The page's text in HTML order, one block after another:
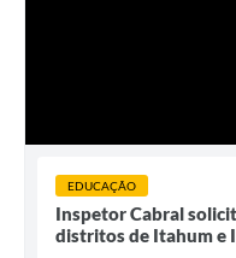
EDUCAÇÃO
Inspetor Cabral
distritos de Itahum e